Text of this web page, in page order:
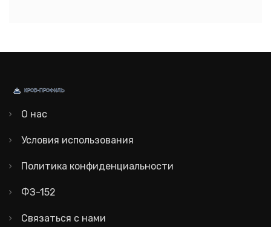
О нас
Условия использования
Политика конфиденциальности
ФЗ-152
Связаться с нами